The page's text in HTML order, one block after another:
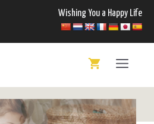
Wishing You a Happy Life
Menu